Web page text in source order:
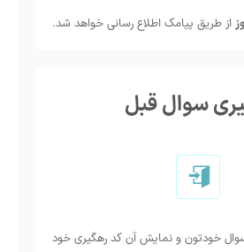
از طریق پیامک اطلاع رسانی خواهد شد.
سوال قبل
خودتون و نمایش آن کد رهگیری خود